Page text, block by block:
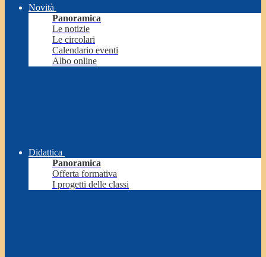
Novità
Panoramica
Le notizie
Le circolari
Calendario eventi
Albo online
Didattica
Panoramica
Offerta formativa
I progetti delle classi